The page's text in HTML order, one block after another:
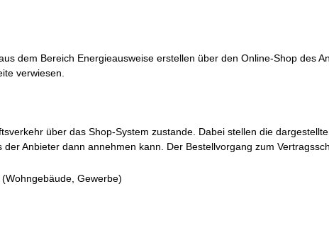
dem Bereich Energieausweise erstellen über den Online-Shop des
verwiesen.
über das Shop-System zustande. Dabei stellen die
Anbieter dann annehmen kann. Der Bestellvorgang zum
Gewerbe)